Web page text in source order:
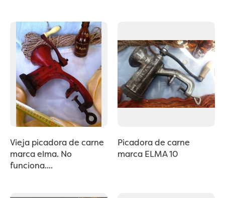
Vieja picadora de carne
marca elma. No
funciona....
Picadora de carne
marca ELMA 10